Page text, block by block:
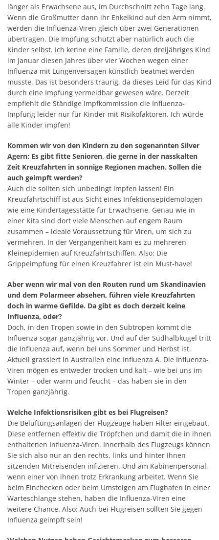
länger als Erwachsene aus, im Durchschnitt zehn Tage lang.
Wenn die Großmutter dann ihr Enkelkind auf den Arm nimmt,
werden die Influenza-Viren gleich über zwei Generationen
übertragen. Die Impfung schützt aber natürlich auch die
Kinder selbst. Ich kenne eine Familie, deren dreijähriges Kind
im Januar diesen Jahres über vier Wochen wegen einer
Influenza mit Lungenversagen künstlich beatmet werden
musste. Das ist besonders traurig, da dieses Leid für das Kind
durch eine Impfung vermeidbar gewesen wäre. Derzeit
empfiehlt die Ständige Impfkommission die Influenza-
Impfung leider nur für Kinder mit Risikofaktoren. Ich würde
alle Kinder impfen!
Kommen wir von den Kindern zu den sogenannten Silver
Agern: Es gibt fitte Senioren, die gerne in der nasskalten
Zeit Kreuzfahrten in sonnige Regionen machen. Sollen die
auch geimpft werden?
Auch die sollten sich unbedingt impfen lassen! Ein
Kreuzfahrtschiff ist aus Sicht eines Infektionsepidemologen
wie eine Kindertagesstätte für Erwachsene. Genau wie in
einer Kita sind dort viele Menschen auf engem Raum
zusammen – ideale Voraussetzung für Viren, um sich zu
vermehren. In der Vergangenheit kam es zu mehreren
Kleinepidemien auf Kreuzfahrtschiffen. Also: Die
Grippeimpfung für einen Kreuzfahrer ist ein Must-have!
Aber wenn wir mal von den Routen rund um Skandinavien
und dem Polarmeer absehen, führen viele Kreuzfahrten
doch in warme Gefilde. Da gibt es doch derzeit keine
Influenza, oder?
Doch, in den Tropen sowie in den Subtropen kommt die
Influenza sogar ganzjährig vor. Und auf der Südhalbkugel tritt
die Influenza auf, wenn bei uns Sommer und Herbst ist.
Aktuell grassiert in Australien eine Influenza A. Die Influenza-
Viren mögen es entweder trocken und kalt – wie bei uns im
Winter – oder warm und feucht – das haben sie in den
Tropen ganzjährig.
Welche Infektionsrisiken gibt es bei Flugreisen?
Die Belüftungsanlagen der Flugzeuge haben Filter eingebaut.
Diese entfernen effektiv die Tröpfchen und damit die in ihnen
enthaltenen Influenza-Viren. Innerhalb des Flugzeugs können
Sie sich also nur an den rechts, links und hinter Ihnen
sitzenden Mitreisenden infizieren. Und am Kabinenpersonal,
wenn einer von ihnen trotz Erkrankung arbeitet. Wenn Sie
beim Einchecken oder beim Umsteigen am Flughafen in einer
Warteschlange stehen, haben die Influenza-Viren eine
weitere Chance. Also: Auch bei Flugreisen sollten Sie gegen
Influenza geimpft sein!